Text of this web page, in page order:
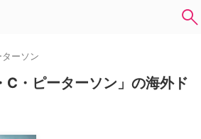
ーソン
C・ピーターソン」の海外ド